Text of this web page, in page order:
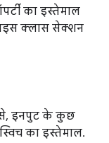
का इस्तेमाल
क्लास सेक्शन
से, इनपुट के कुछ
का इस्तेमाल.